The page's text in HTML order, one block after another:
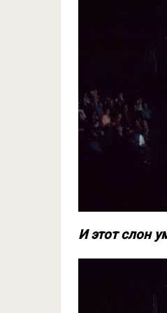
И этот слон